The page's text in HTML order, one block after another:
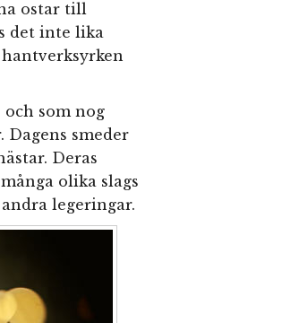
ostar till
det inte lika
som nog
Dagens smeder
Deras
olika slags
legeringar.